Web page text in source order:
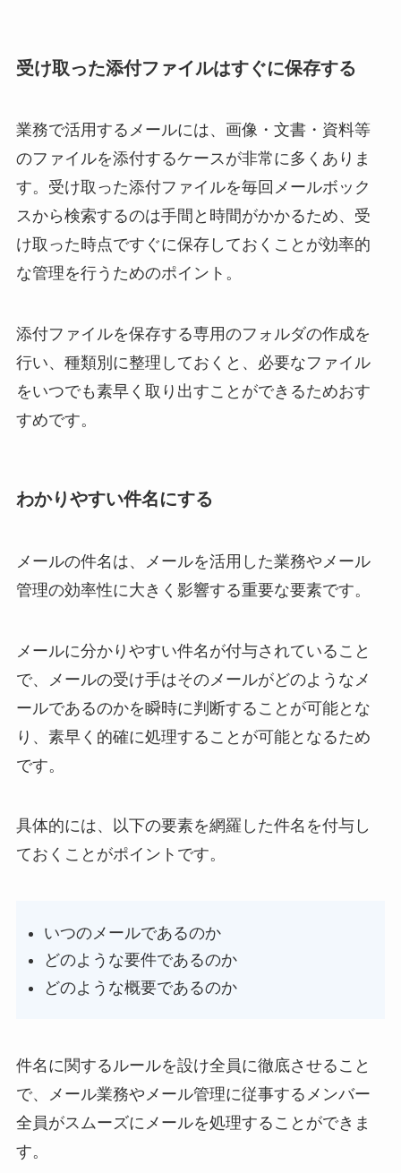
受け取った添付ファイルはすぐに保存する
業務で活用するメールには、画像・文書・資料等
のファイルを添付するケースが非常に多くありま
す。受け取った添付ファイルを毎回メールボック
スから検索するのは手間と時間がかかるため、受
け取った時点ですぐに保存しておくことが効率的
な管理を行うためのポイント。
添付ファイルを保存する専用のフォルダの作成を
行い、種類別に整理しておくと、必要なファイル
をいつでも素早く取り出すことができるためおす
すめです。
わかりやすい件名にする
メールの件名は、メールを活用した業務やメール
管理の効率性に大きく影響する重要な要素です。
メールに分かりやすい件名が付与されていること
で、メールの受け手はそのメールがどのようなメ
ールであるのかを瞬時に判断することが可能とな
り、素早く的確に処理することが可能となるため
です。
具体的には、以下の要素を網羅した件名を付与し
ておくことがポイントです。
いつのメールであるのか
どのような要件であるのか
どのような概要であるのか
件名に関するルールを設け全員に徹底させること
で、メール業務やメール管理に従事するメンバー
全員がスムーズにメールを処理することができま
す。